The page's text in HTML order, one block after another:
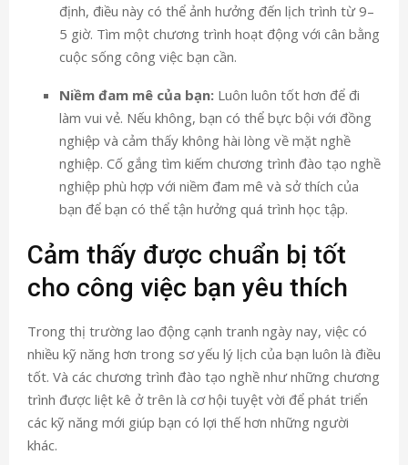
định, điều này có thể ảnh hưởng đến lịch trình từ 9–
5 giờ. Tìm một chương trình hoạt động với cân bằng
cuộc sống công việc bạn cần.
Niềm đam mê của bạn: Luôn luôn tốt hơn để đi
làm vui vẻ. Nếu không, bạn có thể bực bội với đồng
nghiệp và cảm thấy không hài lòng về mặt nghề
nghiệp. Cố gắng tìm kiếm chương trình đào tạo nghề
nghiệp phù hợp với niềm đam mê và sở thích của
bạn để bạn có thể tận hưởng quá trình học tập.
Cảm thấy được chuẩn bị tốt
cho công việc bạn yêu thích
Trong thị trường lao động cạnh tranh ngày nay, việc có
nhiều kỹ năng hơn trong sơ yếu lý lịch của bạn luôn là điều
tốt. Và các chương trình đào tạo nghề như những chương
trình được liệt kê ở trên là cơ hội tuyệt vời để phát triển
các kỹ năng mới giúp bạn có lợi thế hơn những người
khác.